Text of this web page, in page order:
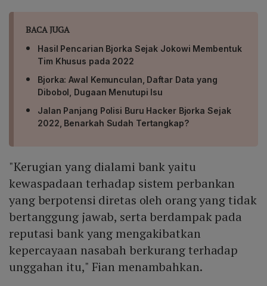
BACA JUGA
Hasil Pencarian Bjorka Sejak Jokowi Membentuk
Tim Khusus pada 2022
Bjorka: Awal Kemunculan, Daftar Data yang
Dibobol, Dugaan Menutupi Isu
Jalan Panjang Polisi Buru Hacker Bjorka Sejak
2022, Benarkah Sudah Tertangkap?
"Kerugian yang dialami bank yaitu
kewaspadaan terhadap sistem perbankan
yang berpotensi diretas oleh orang yang tidak
bertanggung jawab, serta berdampak pada
reputasi bank yang mengakibatkan
kepercayaan nasabah berkurang terhadap
unggahan itu," Fian menambahkan.